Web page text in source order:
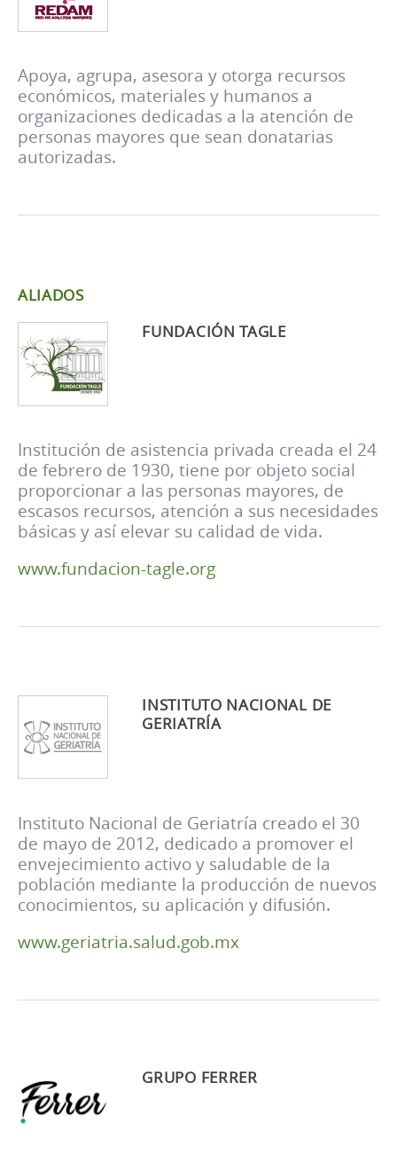
Apoya, agrupa, asesora y otorga recursos
económicos, materiales y humanos a
organizaciones dedicadas a la atención de
personas mayores que sean donatarias
autorizadas.
ALIADOS
FUNDACIÓN TAGLE
Institución de asistencia privada creada el 24
de febrero de 1930, tiene por objeto social
proporcionar a las personas mayores, de
escasos recursos, atención a sus necesidades
básicas y así elevar su calidad de vida.
www.fundacion-tagle.org
INSTITUTO NACIONAL DE
GERIATRÍA
Instituto Nacional de Geriatría creado el 30
de mayo de 2012, dedicado a promover el
envejecimiento activo y saludable de la
población mediante la producción de nuevos
conocimientos, su aplicación y difusión.
www.geriatria.salud.gob.mx
GRUPO FERRER